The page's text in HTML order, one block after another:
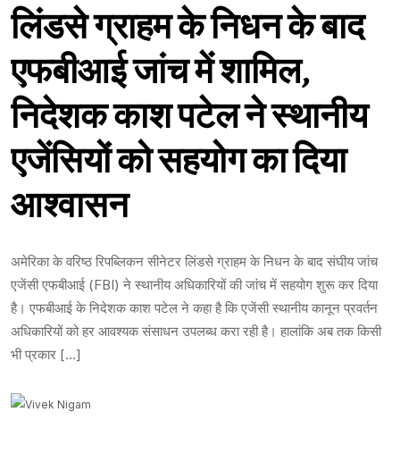
लिंडसे ग्राहम के निधन के बाद
एफबीआई जांच में शामिल,
निदेशक काश पटेल ने स्थानीय
एजेंसियों को सहयोग का दिया
आश्वासन
अमेरिका के वरिष्ठ रिपब्लिकन सीनेटर लिंडसे ग्राहम के निधन के बाद संघीय जांच
एजेंसी एफबीआई (FBI) ने स्थानीय अधिकारियों की जांच में सहयोग शुरू कर दिया
है। एफबीआई के निदेशक काश पटेल ने कहा है कि एजेंसी स्थानीय कानून प्रवर्तन
अधिकारियों को हर आवश्यक संसाधन उपलब्ध करा रही है। हालांकि अब तक किसी
भी प्रकार […]